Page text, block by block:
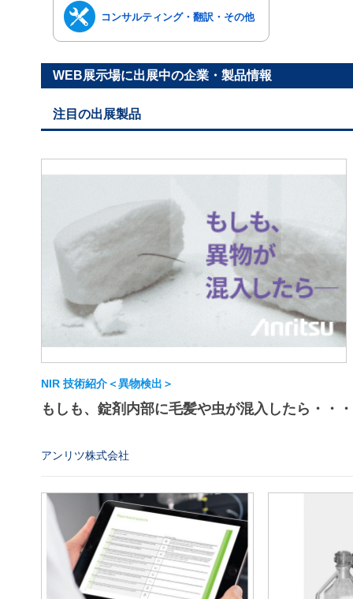
コンサルティング・翻訳・その他
WEB展示場に出展中の企業・製品情報
注目の出展製品
NIR 技術紹介＜異物検出＞
もしも、錠剤内部に毛髪や虫が混入したら・・・
アンリツ株式会社